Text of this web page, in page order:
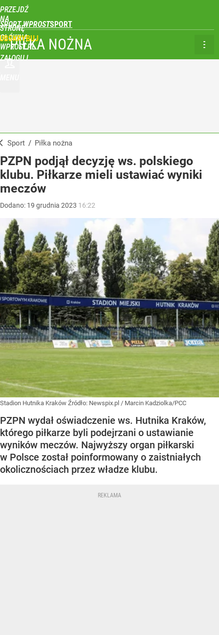
PRZEJDŹ
NA
STRONĘ
GŁÓWNĄ
WPROST.PL
SPORT WPROST
ZALOGUJ
PIŁKA NOŻNA
Sport / Piłka nożna
PZPN podjął decyzję ws. polskiego
klubu. Piłkarze mieli ustawiać wyniki
meczów
Dodano: 19 grudnia 2023 16:22
Stadion Hutnika Kraków Źródło: Newspix.pl / Marcin Kadziolka/PCC
PZPN wydał oświadczenie ws. Hutnika Kraków,
którego piłkarze byli podejrzani o ustawianie
wyników meczów. Najwyższy organ piłkarski
w Polsce został poinformowany o zaistniałych
okolicznościach przez władze klubu.